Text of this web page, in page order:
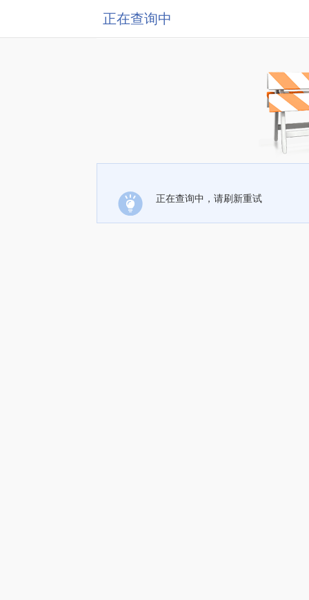
正在查询中
正在查询中，请刷新重试